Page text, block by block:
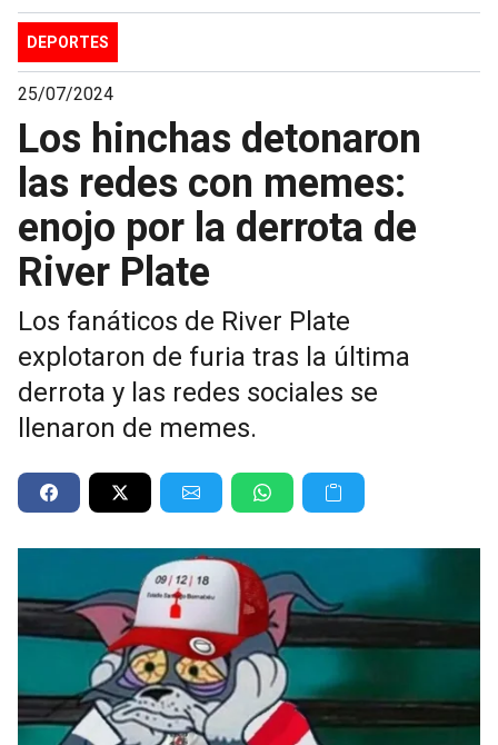
DEPORTES
25/07/2024
Los hinchas detonaron
las redes con memes:
enojo por la derrota de
River Plate
Los fanáticos de River Plate
explotaron de furia tras la última
derrota y las redes sociales se
llenaron de memes.